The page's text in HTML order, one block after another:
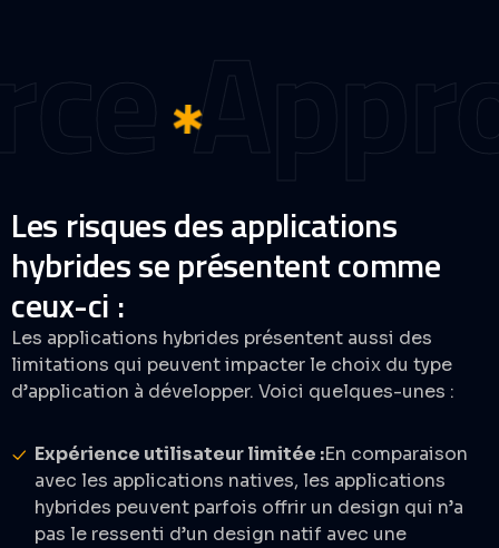
Les risques des applications
hybrides se présentent comme
ceux-ci :
Les applications hybrides présentent aussi des
limitations qui peuvent impacter le choix du type
d’application à développer. Voici quelques-unes :
Expérience utilisateur limitée :En comparaison
avec les applications natives, les applications
hybrides peuvent parfois offrir un design qui n’a
pas le ressenti d’un design natif avec une